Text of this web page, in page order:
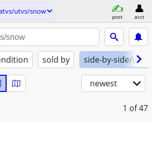
utvs/snow
post acct
sold by side-by-side/utv
newest
1 of 47